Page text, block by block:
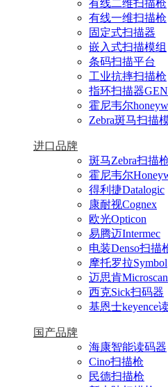
有线二维扫描枪
有线一维扫描枪
固定式扫描器
嵌入式扫描模组
条码扫描平台
工业抗摔扫描枪
指环扫描器
霍尼韦尔
Zebra斑马扫描
进口品牌
斑马Zebra扫描
霍尼韦尔
得利捷Datalogic
康耐视Cognex
欧光Opticon
易腾迈Intermec
电装Denso扫描
摩托罗拉Symbol
迈思肯Microscan
西克Sick扫码器
基恩士keyence
国产品牌
海康智能读码器
Cino扫描枪
民德扫描枪